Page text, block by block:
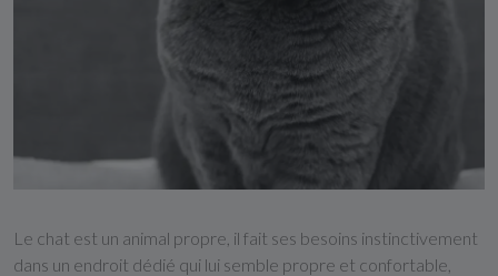
Le chat est un animal propre, il fait ses besoins instinctivement
dans un endroit dédié qui lui semble propre et confortable,